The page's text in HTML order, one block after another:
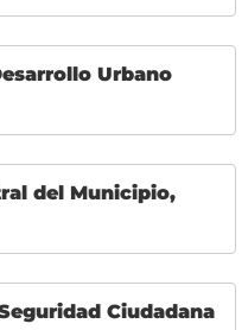
Urbano
del Municipio,
Ciudadana